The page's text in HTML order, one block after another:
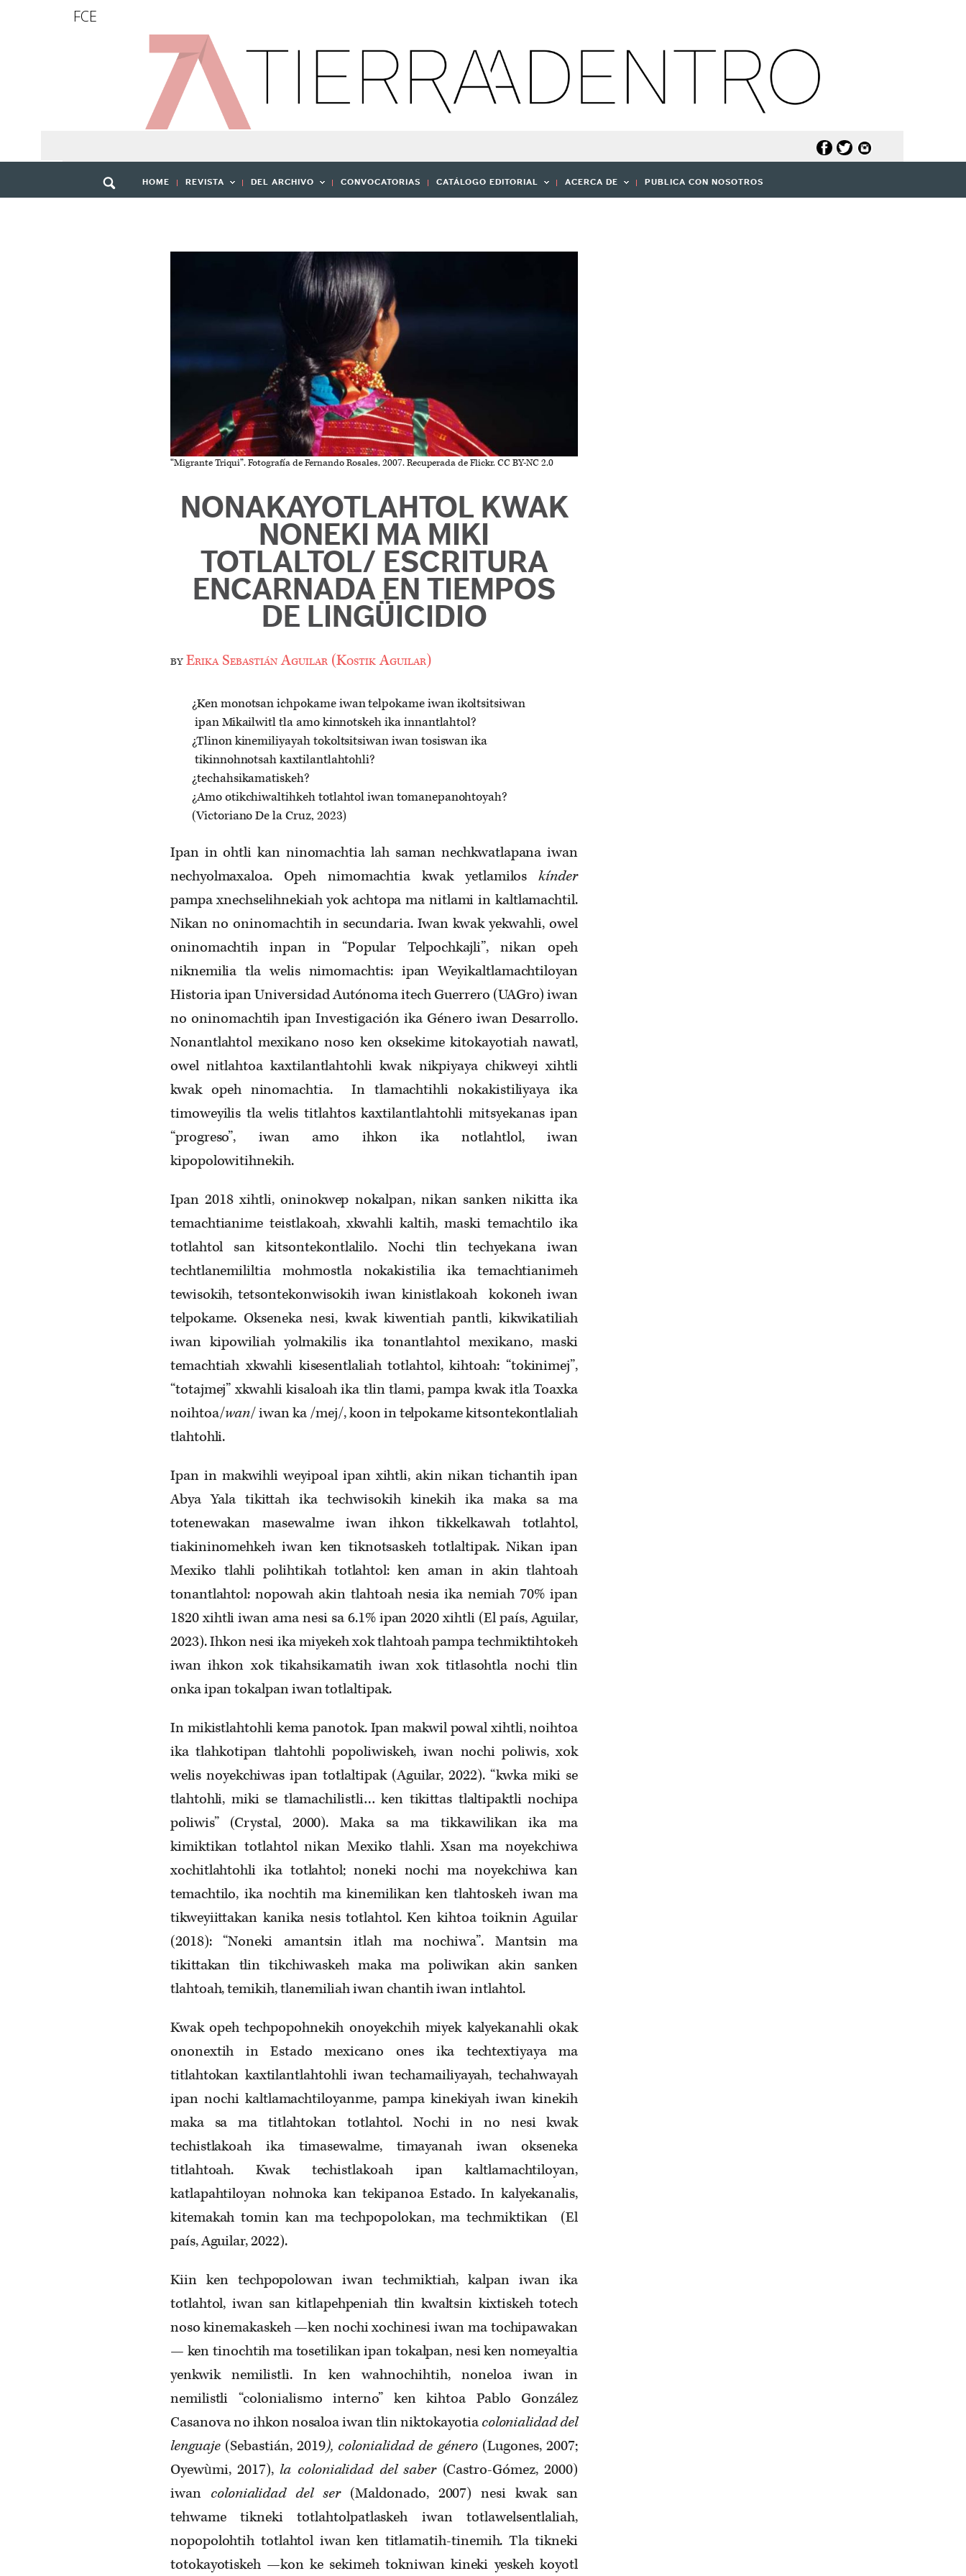
FCE
HOME REVISTA DEL ARCHIVO CONVOCATORIAS CATÁLOGO EDITORIAL ACERCA DE PUBLICA CON NOSOTROS
“Migrante Triqui”. Fotografía de Fernando Rosales, 2007. Recuperada de Flickr. CC BY-NC 2.0
NONAKAYOTLAHTOL KWAK
NONEKI MA MIKI
TOTLALTOL/ ESCRITURA
ENCARNADA EN TIEMPOS
DE LINGÜICIDIO
byErika Sebastián Aguilar (Kostik Aguilar)
¿Ken monotsan ichpokame iwan telpokame iwan ikoltsitsiwan
ipan Mikailwitl tla amo kinnotskeh ika innantlahtol?
¿Tlinon kinemiliyayah tokoltsitsiwan iwan tosiswan ika
tikinnohnotsah kaxtilantlahtohli?
¿techahsikamatiskeh?
¿Amo otikchiwaltihkeh totlahtol iwan tomanepanohtoyah?
(Victoriano De la Cruz, 2023)
Ipan in ohtli kan ninomachtia lah saman nechkwatlapana iwan
nechyolmaxaloa. Opeh nimomachtia kwak yetlamiloskínder
pampa xnechselihnekiah yok achtopa ma nitlami in kaltlamachtil.
Nikan no oninomachtih in secundaria. Iwan kwak yekwahli, owel
oninomachtih inpan in “Popular Telpochkajli”, nikan opeh
niknemilia tla welis nimomachtis: ipan Weyikaltlamachtiloyan
Historia ipan Universidad Autónoma itech Guerrero (UAGro) iwan
no oninomachtih ipan Investigación ika Género iwan Desarrollo.
Nonantlahtol mexikano noso ken oksekime kitokayotiah nawatl,
owel nitlahtoa kaxtilantlahtohli kwak nikpiyaya chikweyi xihtli
kwak opeh ninomachtia. In tlamachtihli nokakistiliyaya ika
timoweyilis tla welis titlahtos kaxtilantlahtohli mitsyekanas ipan
“progreso”, iwan amo ihkon ika notlahtlol, iwan
kipopolowitihnekih.
Ipan 2018 xihtli, oninokwep nokalpan, nikan sanken nikitta ika
temachtianime teistlakoah, xkwahli kaltih, maski temachtilo ika
totlahtol san kitsontekontlalilo. Nochi tlin techyekana iwan
techtlanemililtia mohmostla nokakistilia ika temachtianimeh
tewisokih, tetsontekonwisokih iwan kinistlakoah kokoneh iwan
telpokame. Okseneka nesi, kwak kiwentiah pantli, kikwikatiliah
iwan kipowiliah yolmakilis ika tonantlahtol mexikano, maski
temachtiah xkwahli kisesentlaliah totlahtol, kihtoah: “tokinimej”,
“totajmej” xkwahli kisaloah ika tlin tlami, pampa kwak itla Toaxka
noihtoa/wan/ iwan ka /mej/, koon in telpokame kitsontekontlaliah
tlahtohli.
Ipan in makwihli weyipoal ipan xihtli, akin nikan tichantih ipan
Abya Yala tikittah ika techwisokih kinekih ika maka sa ma
totenewakan masewalme iwan ihkon tikkelkawah totlahtol,
tiakininomehkeh iwan ken tiknotsaskeh totlaltipak. Nikan ipan
Mexiko tlahli polihtikah totlahtol: ken aman in akin tlahtoah
tonantlahtol: nopowah akin tlahtoah nesia ika nemiah 70% ipan
1820 xihtli iwan ama nesi sa 6.1% ipan 2020 xihtli (El país, Aguilar,
2023). Ihkon nesi ika miyekeh xok tlahtoah pampa techmiktihtokeh
iwan ihkon xok tikahsikamatih iwan xok titlasohtla nochi tlin
onka ipan tokalpan iwan totlaltipak.
In mikistlahtohli kema panotok. Ipan makwil powal xihtli, noihtoa
ika tlahkotipan tlahtohli popoliwiskeh, iwan nochi poliwis, xok
welis noyekchiwas ipan totlaltipak (Aguilar, 2022). “kwka miki se
tlahtohli, miki se tlamachilistli… ken tikittas tlaltipaktli nochipa
poliwis” (Crystal, 2000). Maka sa ma tikkawilikan ika ma
kimiktikan totlahtol nikan Mexiko tlahli. Xsan ma noyekchiwa
xochitlahtohli ika totlahtol; noneki nochi ma noyekchiwa kan
temachtilo, ika nochtih ma kinemilikan ken tlahtoskeh iwan ma
tikweyiittakan kanika nesis totlahtol. Ken kihtoa toiknin Aguilar
(2018): “Noneki amantsin itlah ma nochiwa”. Mantsin ma
tikittakan tlin tikchiwaskeh maka ma poliwikan akin sanken
tlahtoah, temikih, tlanemiliah iwan chantih iwan intlahtol.
Kwak opeh techpopohnekih onoyekchih miyek kalyekanahli okak
ononextih in Estado mexicano ones ika techtextiyaya ma
titlahtokan kaxtilantlahtohli iwan techamailiyayah, techahwayah
ipan nochi kaltlamachtiloyanme, pampa kinekiyah iwan kinekih
maka sa ma titlahtokan totlahtol. Nochi in no nesi kwak
techistlakoah ika timasewalme, timayanah iwan okseneka
titlahtoah. Kwak techistlakoah ipan kaltlamachtiloyan,
katlapahtiloyan nohnoka kan tekipanoa Estado. In kalyekanalis,
kitemakah tomin kan ma techpopolokan, ma techmiktikan (El
país, Aguilar, 2022).
Kiin ken techpopolowan iwan techmiktiah, kalpan iwan ika
totlahtol, iwan san kitlapehpeniah tlin kwaltsin kixtiskeh totech
noso kinemakaskeh —ken nochi xochinesi iwan ma tochipawakan
— ken tinochtih ma tosetilikan ipan tokalpan, nesi ken nomeyaltia
yenkwik nemilistli. In ken wahnochihtih, noneloa iwan in
nemilistli “colonialismo interno” ken kihtoa Pablo González
Casanova no ihkon nosaloa iwan tlin niktokayotiacolonialidad del
lenguaje(Sebastián, 2019), colonialidad de género(Lugones, 2007;
Oyewùmi, 2017),la colonialidad del saber (Castro-Gómez, 2000)
iwan colonialidad del ser(Maldonado, 2007) nesi kwak san
tehwame tikneki totlahtolpatlaskeh iwan totlawelsentlaliah,
nopopolohtih totlahtol iwan ken titlamatih-tinemih. Tla tikneki
totokayotiskeh —kon ke sekimeh tokniwan kineki yeskeh koyotl